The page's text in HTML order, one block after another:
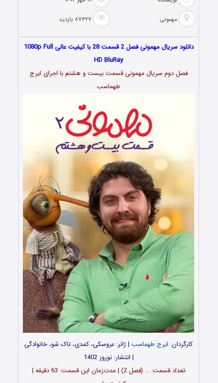
مهمونی ۸۷۳۲۷ بازدید
دانلود سریال مهمونی فصل 2 قسمت 28 با کیفیت عالی 1080p Full
HD BluRay
فصل دوم سریال مهمونی قسمت بیست و هشتم با اجرای ایرج
طهماسب
کارگردان: ایرج طهماسب | ژانر: عروسکی، کمدی، تاک شو، خانوادگی
| انتشار: نوروز 1402
تعداد قسمت: … (فصل 2) | مدت‌زمان این قسمت: 63 دقیقه |